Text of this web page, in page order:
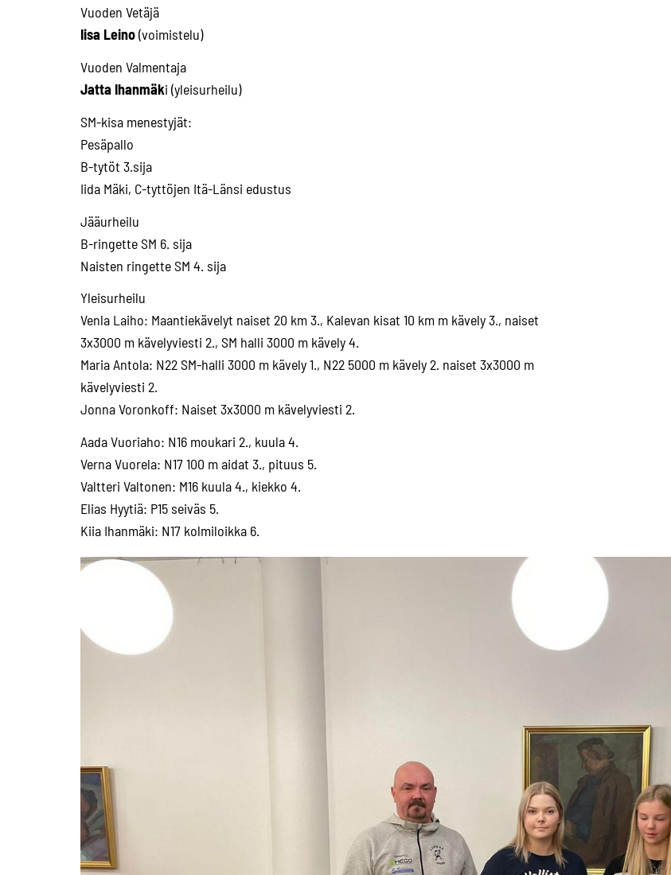
Vuoden Vetäjä
Iisa Leino(voimistelu)
Vuoden Valmentaja
Jatta Ihanmäki (yleisurheilu)
SM-kisa menestyjät:
Pesäpallo
B-tytöt 3.sija
Iida Mäki, C-tyttöjen Itä-Länsi edustus
Jääurheilu
B-ringette SM 6. sija
Naisten ringette SM 4. sija
Yleisurheilu
Venla Laiho: Maantiekävelyt naiset 20 km 3., Kalevan kisat 10 km m kävely 3., naiset
3x3000 m kävelyviesti 2., SM halli 3000 m kävely 4.
Maria Antola: N22 SM-halli 3000 m kävely 1., N22 5000 m kävely 2. naiset 3x3000 m
kävelyviesti 2.
Jonna Voronkoff: Naiset 3x3000 m kävelyviesti 2.
Aada Vuoriaho: N16 moukari 2., kuula 4.
Verna Vuorela: N17 100 m aidat 3., pituus 5.
Valtteri Valtonen: M16 kuula 4., kiekko 4.
Elias Hyytiä: P15 seiväs 5.
Kiia Ihanmäki: N17 kolmiloikka 6.